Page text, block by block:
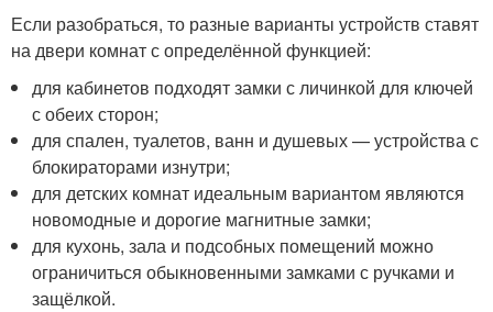
Если разобраться, то разные варианты устройств ставят
на двери комнат с определённой функцией:
для кабинетов подходят замки с личинкой для ключей
с обеих сторон;
для спален, туалетов, ванн и душевых — устройства с
блокираторами изнутри;
для детских комнат идеальным вариантом являются
новомодные и дорогие магнитные замки;
для кухонь, зала и подсобных помещений можно
ограничиться обыкновенными замками с ручками и
защёлкой.